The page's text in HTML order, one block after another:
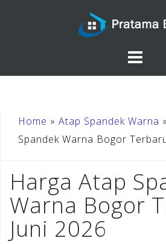
Home » Atap Spandek Warna »
Spandek Warna Bogor
Harga Atap
Warna Bogor
Juni 2026